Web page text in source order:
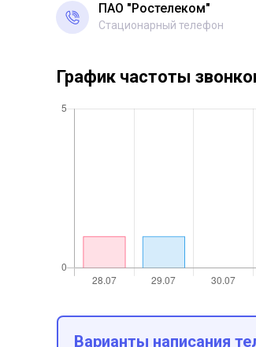
ПАО "Ростелеком"
Стационарный телефон
График частоты
Варианты написания